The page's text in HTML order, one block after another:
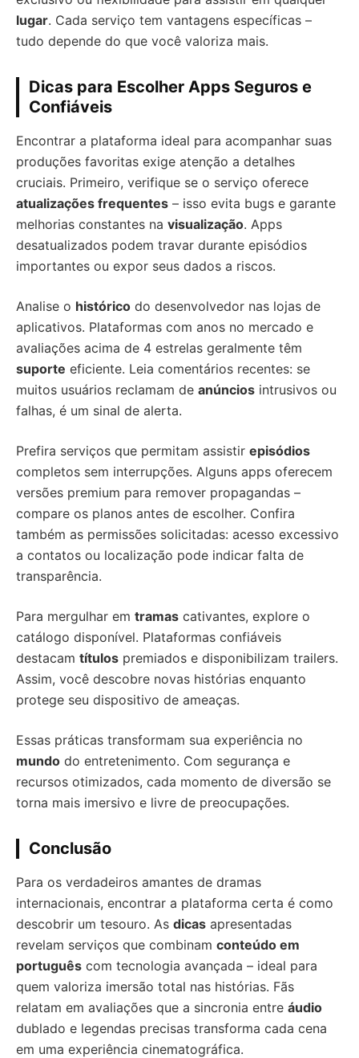
lugar. Cada serviço tem vantagens específicas –
tudo depende do que você valoriza mais.
Dicas para Escolher Apps Seguros e
Confiáveis
Encontrar a plataforma ideal para acompanhar suas
produções favoritas exige atenção a detalhes
cruciais. Primeiro, verifique se o serviço oferece
atualizações frequentes – isso evita bugs e garante
melhorias constantes na visualização. Apps
desatualizados podem travar durante episódios
importantes ou expor seus dados a riscos.
Analise o histórico do desenvolvedor nas lojas de
aplicativos. Plataformas com anos no mercado e
avaliações acima de 4 estrelas geralmente têm
suporte eficiente. Leia comentários recentes: se
muitos usuários reclamam de anúncios intrusivos ou
falhas, é um sinal de alerta.
Prefira serviços que permitam assistir episódios
completos sem interrupções. Alguns apps oferecem
versões premium para remover propagandas –
compare os planos antes de escolher. Confira
também as permissões solicitadas: acesso excessivo
a contatos ou localização pode indicar falta de
transparência.
Para mergulhar em tramas cativantes, explore o
catálogo disponível. Plataformas confiáveis
destacam títulos premiados e disponibilizam trailers.
Assim, você descobre novas histórias enquanto
protege seu dispositivo de ameaças.
Essas práticas transformam sua experiência no
mundo do entretenimento. Com segurança e
recursos otimizados, cada momento de diversão se
torna mais imersivo e livre de preocupações.
Conclusão
Para os verdadeiros amantes de dramas
internacionais, encontrar a plataforma certa é como
descobrir um tesouro. As dicas apresentadas
revelam serviços que combinam conteúdo em
português com tecnologia avançada – ideal para
quem valoriza imersão total nas histórias. Fãs
relatam em avaliações que a sincronia entre áudio
dublado e legendas precisas transforma cada cena
em uma experiência cinematográfica.